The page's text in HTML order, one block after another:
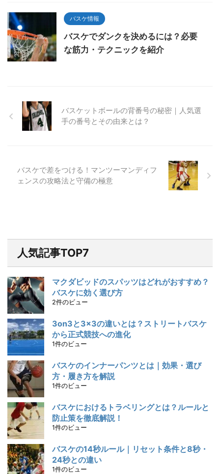
バスケ情報
バスケでダンクを決めるには？必要
な筋力・テクニックを紹介
バスケットボールの背番号の秘密｜人気選
手の番号とその由来とは？
バスケで差をつける！マンツーマンディフ
ェンスの攻略法と守備の極意
人気記事TOP7
マクダビッドのスパッツはどれがおすすめ？
バスケに効く選び方
2件のビュー
3on3と3×3の違いとは？ストリートバスケ
から正式競技への進化
1件のビュー
バスケのインナーパンツとは｜効果・選び
方・履き方を解説
1件のビュー
バスケにおけるトラベリングとは？ルールと
防止策を徹底解説！
1件のビュー
バスケの14秒ルール｜リセット条件と8秒・
24秒との違い
1件のビュー